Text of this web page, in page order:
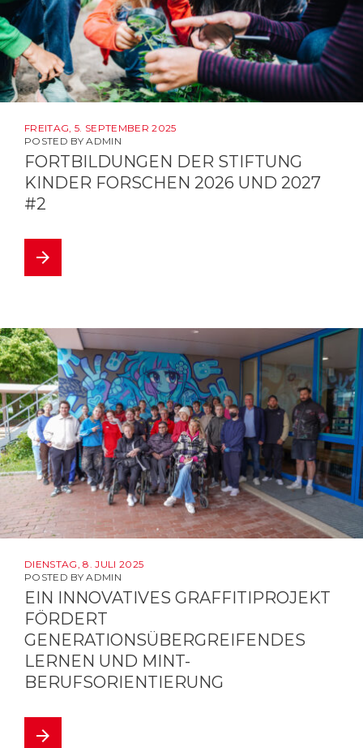
FREITAG, 5. SEPTEMBER 2025
POSTED BYADMIN
FORTBILDUNGEN DER STIFTUNG
KINDER FORSCHEN 2026 UND 2027
#2
arrow_forward
DIENSTAG, 8. JULI 2025
POSTED BYADMIN
EIN INNOVATIVES GRAFFITIPROJEKT
FÖRDERT
GENERATIONSÜBERGREIFENDES
LERNEN UND MINT-
BERUFSORIENTIERUNG
arrow_forward